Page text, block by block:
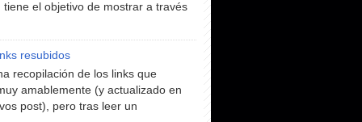
tiene el objetivo de mostrar a través
resubidos
recopilación de los links que
amablemente (y actualizado en
post), pero tras leer un